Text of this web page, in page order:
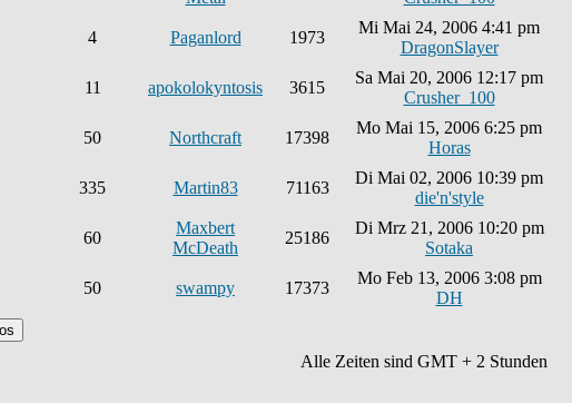
4 Paganlord 1973
Mi Mai 24, 2006 4:41 pm
DragonSlayer
11 apokolokyntosis 3615
Sa Mai 20, 2006 12:17 pm
Crusher_100
50 Northcraft 17398
Mo Mai 15, 2006 6:25 pm
Horas
335 Martin83 71163
Di Mai 02, 2006 10:39 pm
die'n'style
60
Maxbert
McDeath
25186
Di Mrz 21, 2006 10:20 pm
Sotaka
50 swampy 17373
Mo Feb 13, 2006 3:08 pm
DH
Alle Zeiten sind GMT + 2 Stunden